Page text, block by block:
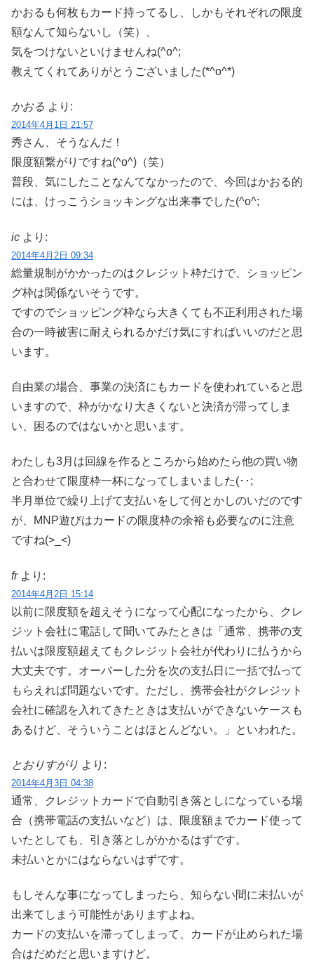
かおるも何枚もカード持ってるし、しかもそれぞれの限度
額なんて知らないし（笑）、
気をつけないといけませんね(^o^;
教えてくれてありがとうございました(*^o^*)
かおる より:
2014年4月1日 21:57
秀さん、そうなんだ！
限度額繋がりですね(^o^)（笑）
普段、気にしたことなんてなかったので、今回はかおる的
には、けっこうショッキングな出来事でした(^o^;
ic より:
2014年4月2日 09:34
総量規制がかかったのはクレジット枠だけで、ショッピン
グ枠は関係ないそうです。
ですのでショッピング枠なら大きくても不正利用された場
合の一時被害に耐えられるかだけ気にすればいいのだと思
います。
自由業の場合、事業の決済にもカードを使われていると思
いますので、枠がかなり大きくないと決済が滞ってしま
い、困るのではないかと思います。
わたしも3月は回線を作るところから始めたら他の買い物
と合わせて限度枠一杯になってしまいました(･･;
半月単位で繰り上げて支払いをして何とかしのいだのです
が、MNP遊びはカードの限度枠の余裕も必要なのに注意
ですね(>_<)
fr より:
2014年4月2日 15:14
以前に限度額を超えそうになって心配になったから、クレ
ジット会社に電話して聞いてみたときは「通常、携帯の支
払いは限度額超えてもクレジット会社が代わりに払うから
大丈夫です。オーバーした分を次の支払日に一括で払って
もらえれば問題ないです。ただし、携帯会社がクレジット
会社に確認を入れてきたときは支払いができないケースも
あるけど、そういうことはほとんどない。」といわれた。
とおりすがり より:
2014年4月3日 04:38
通常、クレジットカードで自動引き落としになっている場
合（携帯電話の支払いなど）は、限度額までカード使って
いたとしても、引き落としがかかるはずです。
未払いとかにはならないはずです。
もしそんな事になってしまったら、知らない間に未払いが
出来てしまう可能性がありますよね。
カードの支払いを滞ってしまって、カードが止められた場
合はだめだと思いますけど。